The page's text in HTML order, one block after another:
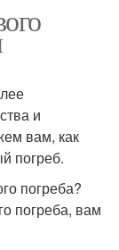
и
вам, как
погреб.
погреба?
погреба, вам